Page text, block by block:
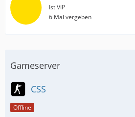
Ist VIP
6 Mal vergeben
Gameserver
CSS
Offline